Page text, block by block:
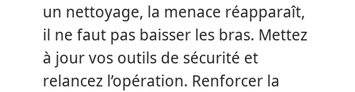
un nettoyage, la menace réapparaît,
il ne faut pas baisser les bras. Mettez
à jour vos outils de sécurité et
relancez l’opération. Renforcer la